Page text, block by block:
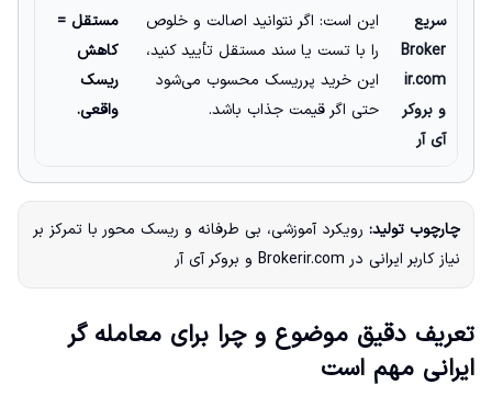
سریع
Broker
ir.com
و بروکر
آی آر
این است: اگر نتوانید اصالت و خلوص
را با تست یا سند مستقل تأیید کنید،
این خرید پرریسک محسوب می‌شود
حتی اگر قیمت جذاب باشد.
مستقل =
کاهش
ریسک
واقعی.
چارچوب تولید: رویکرد آموزشی، بی طرفانه و ریسک محور با تمرکز بر
نیاز کاربر ایرانی در Brokerir.com و بروکر آی آر
تعریف دقیق موضوع و چرا برای معامله گر
ایرانی مهم است